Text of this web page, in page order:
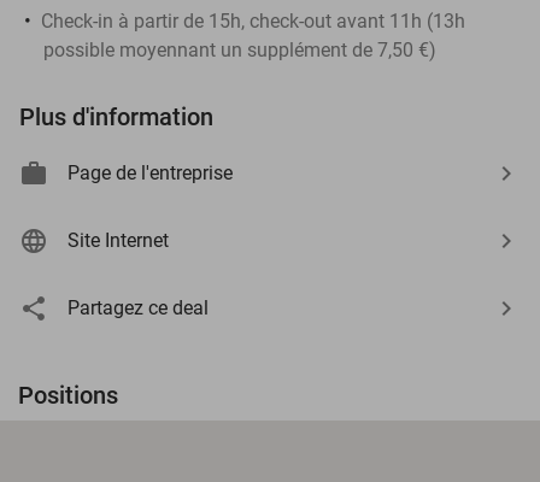
Check-in à partir de 15h, check-out avant 11h (13h
possible moyennant un supplément de 7,50 €)
Plus d'information
Page de l'entreprise
Site Internet
Partagez ce deal
Positions